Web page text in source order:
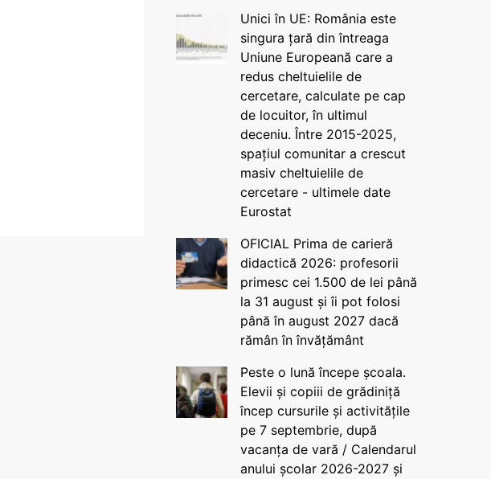
Unici în UE: România este
singura țară din întreaga
Uniune Europeană care a
redus cheltuielile de
cercetare, calculate pe cap
de locuitor, în ultimul
deceniu. Între 2015-2025,
spațiul comunitar a crescut
masiv cheltuielile de
cercetare - ultimele date
Eurostat
OFICIAL Prima de carieră
didactică 2026: profesorii
primesc cei 1.500 de lei până
la 31 august și îi pot folosi
până în august 2027 dacă
rămân în învățământ
Peste o lună începe școala.
Elevii și copiii de grădiniță
încep cursurile și activitățile
pe 7 septembrie, după
vacanța de vară / Calendarul
anului școlar 2026-2027 și